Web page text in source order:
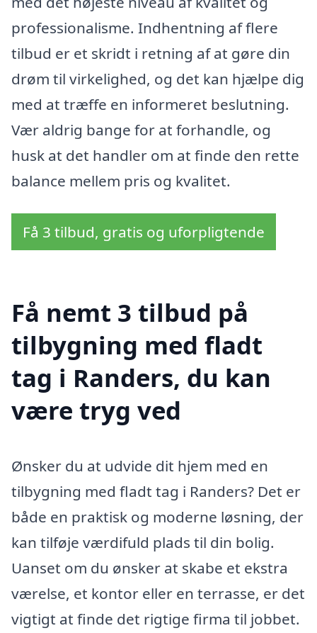
professionalisme. Indhentning af flere
tilbud er et skridt i retning af at gøre din
drøm til virkelighed, og det kan hjælpe dig
med at træffe en informeret beslutning.
Vær aldrig bange for at forhandle, og
husk at det handler om at finde den rette
balance mellem pris og kvalitet.
Få 3 tilbud, gratis og uforpligtende
Få nemt 3 tilbud på
tilbygning med fladt
tag i Randers, du kan
være tryg ved
Ønsker du at udvide dit hjem med en
tilbygning med fladt tag i Randers? Det er
både en praktisk og moderne løsning, der
kan tilføje værdifuld plads til din bolig.
Uanset om du ønsker at skabe et ekstra
værelse, et kontor eller en terrasse, er det
vigtigt at finde det rigtige firma til jobbet.